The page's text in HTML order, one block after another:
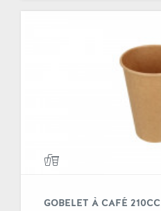
GOBELET À CAFÉ 210CC